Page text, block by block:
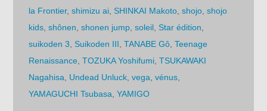
la Frontier,shimizu ai ,SHINKAI Makoto ,shojo ,shojo
kids ,shônen ,shonen jump ,soleil ,Star édition
suikoden 3 ,Suikoden III ,TANABE Gô ,Teenage
Renaissance ,TOZUKA Yoshifumi ,TSUKAWAKI
Nagahisa
Undead Unluck ,vega ,vénus
YAMAGUCHI Tsubasa ,YAMIGO